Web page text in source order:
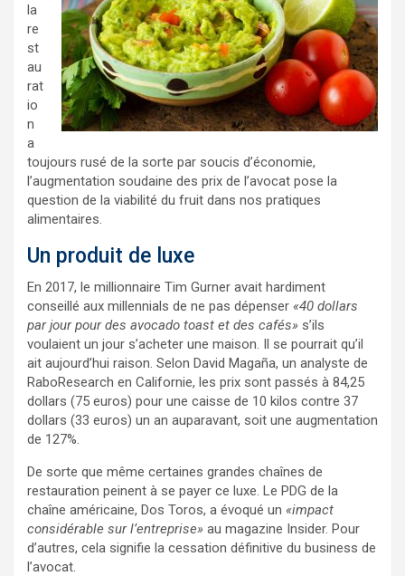
la
re
st
au
rat
io
n
a
toujours rusé de la sorte par soucis d’économie,
l’augmentation soudaine des prix de l’avocat pose la
question de la viabilité du fruit dans nos pratiques
alimentaires.
Un produit de luxe
En 2017, le millionnaire Tim Gurner avait hardiment
conseillé aux millennials de ne pas dépenser «40 dollars
par jour pour des avocado toast et des cafés» s’ils
voulaient un jour s’acheter une maison. Il se pourrait qu’il
ait aujourd’hui raison. Selon David Magaña, un analyste de
RaboResearch en Californie, les prix sont passés à 84,25
dollars (75 euros) pour une caisse de 10 kilos contre 37
dollars (33 euros) un an auparavant, soit une augmentation
de 127%.
De sorte que même certaines grandes chaînes de
restauration peinent à se payer ce luxe. Le PDG de la
chaîne américaine, Dos Toros, a évoqué un «impact
considérable sur l’entreprise» au magazine Insider. Pour
d’autres, cela signifie la cessation définitive du business de
l’avocat.